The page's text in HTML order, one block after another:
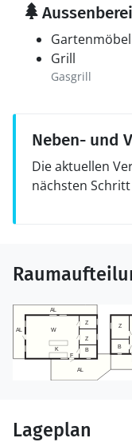
Gartenmöbel
Grill
Gasgrill
Neben- und
Die aktuellen
nächsten
Lageplan